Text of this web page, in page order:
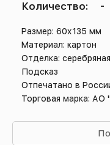
Количество: -
Размер: 60х135 мм
Материал: картон
Отделка:
Подсказ
Отпечатано в
Торговая марка: АО